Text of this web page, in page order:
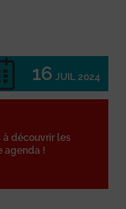
16 JUIL 2024
à découvrir les
agenda !